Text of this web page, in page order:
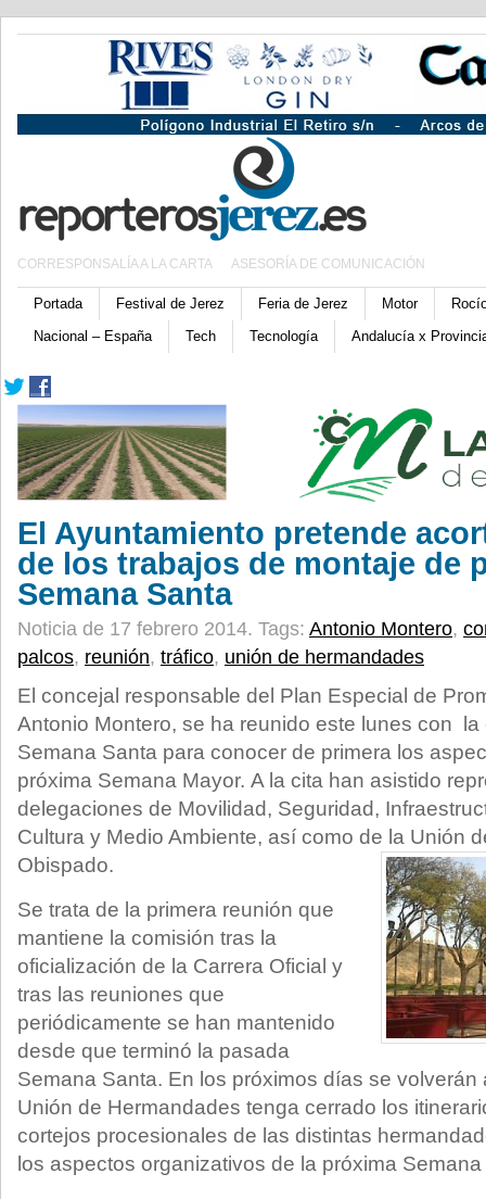
CORRESPONSALÍA A LA CARTA ASESORÍA DE COMUNICACIÓN
Portada Festival de Jerez Feria de Jerez Motor
Nacional – España
Tech Tecnología Andalucía x
El Ayuntamiento pretende
de los trabajos de montaje de
Semana Santa
Noticia de 17 febrero 2014. Tags: Antonio Montero,
palcos, reunión, tráfico, unión de hermandades
El concejal responsable del Plan Especial de
Antonio Montero, se ha reunido este lunes con
Semana Santa para conocer de primera los
próxima Semana Mayor. A la cita han asistido
delegaciones de Movilidad, Seguridad,
Cultura y Medio Ambiente, así como de la Unión
Obispado.
Se trata de la primera reunión que
mantiene la comisión tras la
oficialización de la Carrera Oficial y
tras las reuniones que
periódicamente se han mantenido
desde que terminó la pasada
Semana Santa. En los próximos días se volverán
Unión de Hermandades tenga cerrado los
cortejos procesionales de las distintas
los aspectos organizativos de la próxima